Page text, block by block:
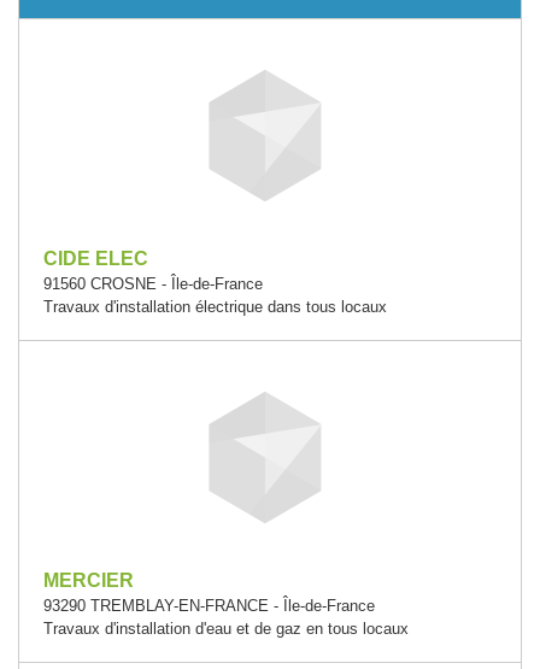
CIDE ELEC
91560 CROSNE - Île-de-France
Travaux d'installation électrique dans tous locaux
MERCIER
93290 TREMBLAY-EN-FRANCE - Île-de-France
Travaux d'installation d'eau et de gaz en tous locaux